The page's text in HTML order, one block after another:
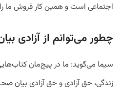
اجتماعی‌ است و همین کار فروش ما
چطور می‌توانم از آزادی
سیما می‌گوید: ما در پیج‌مان
زندگی، حق آزادی و حق آزادی بیان